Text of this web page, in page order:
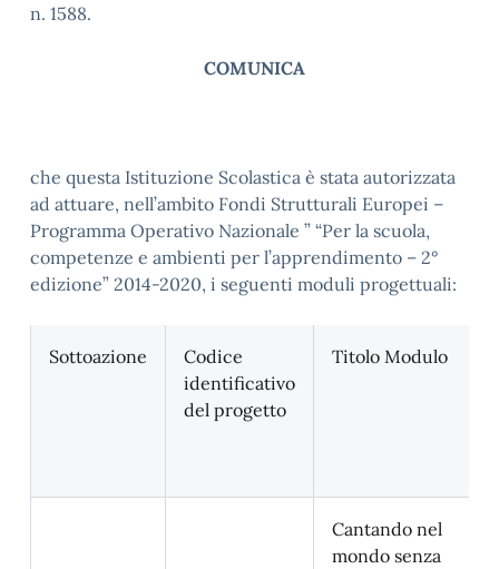
n. 1588.
COMUNICA
che questa Istituzione Scolastica è stata autorizzata
ad attuare, nell’ambito Fondi Strutturali Europei –
Programma Operativo Nazionale ” “Per la scuola,
competenze e ambienti per l’apprendimento – 2°
edizione” 2014-2020, i seguenti moduli progettuali:
Sottoazione
Codice
identificativo
del progetto
Titolo Modulo
Cantando nel
mondo senza